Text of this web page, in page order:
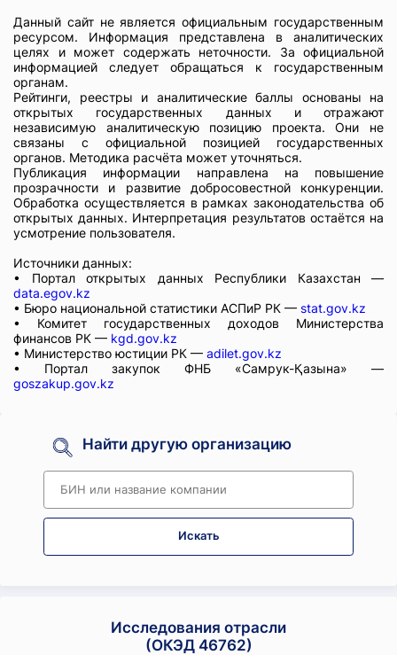
Данный сайт не является официальным государственным
ресурсом. Информация представлена в аналитических
целях и может содержать неточности. За официальной
информацией следует обращаться к государственным
органам.
Рейтинги, реестры и аналитические баллы основаны на
открытых государственных данных и отражают
независимую аналитическую позицию проекта. Они не
связаны с официальной позицией государственных
органов. Методика расчёта может уточняться.
Публикация информации направлена на повышение
прозрачности и развитие добросовестной конкуренции.
Обработка осуществляется в рамках законодательства об
открытых данных. Интерпретация результатов остаётся на
усмотрение пользователя.
Источники данных:
• Портал открытых данных Республики Казахстан —
data.egov.kz
• Бюро национальной статистики АСПиР РК — stat.gov.kz
• Комитет государственных доходов Министерства
финансов РК — kgd.gov.kz
• Министерство юстиции РК — adilet.gov.kz
• Портал закупок ФНБ «Самрук-Қазына» —
goszakup.gov.kz
Найти другую организацию
Искать
Исследования отрасли
(ОКЭД 46762)